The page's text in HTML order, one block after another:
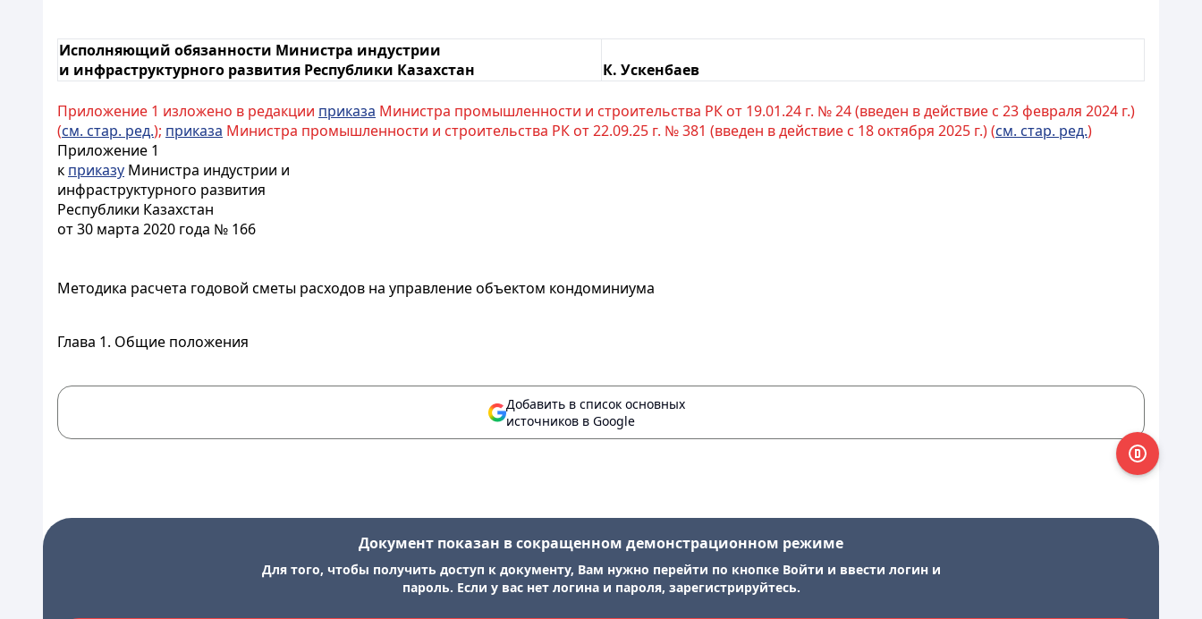
Исполняющий обязанности Министра индустрии
и инфраструктурного развития Республики Казахстан
К. Ускенбаев
Приложение 1 изложено в редакции приказа Министра промышленности и строительства РК от 19.01.24 г. № 24 (введен в действие с 23 февраля 2024 г.)
(см. стар. ред.); приказа Министра промышленности и строительства РК от 22.09.25 г. № 381 (введен в действие с 18 октября 2025 г.) (см. стар. ред.)
Приложение 1
к приказу Министра индустрии и
инфраструктурного развития
Республики Казахстан
от 30 марта 2020 года № 166
Методика расчета годовой сметы расходов на управление объектом кондоминиума
Глава 1. Общие положения
Добавить в список основных
источников в Google
Документ показан в сокращенном демонстрационном режиме
Для того, чтобы получить доступ к документу, Вам нужно перейти по кнопке Войти и ввести логин и
пароль. Если у вас нет логина и пароля, зарегистрируйтесь.